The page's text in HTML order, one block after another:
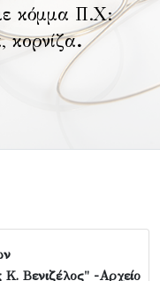
κόμμα Π.Χ:
κορνίζα.
Κ. Βενιζέλος" -Αρχείο